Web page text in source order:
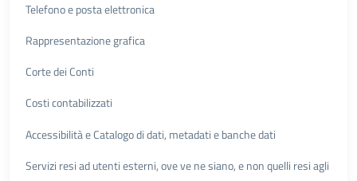
Telefono e posta elettronica
Rappresentazione grafica
Corte dei Conti
Costi contabilizzati
Accessibilità e Catalogo di dati, metadati e banche dati
Servizi resi ad utenti esterni, ove ve ne siano, e non quelli resi agli